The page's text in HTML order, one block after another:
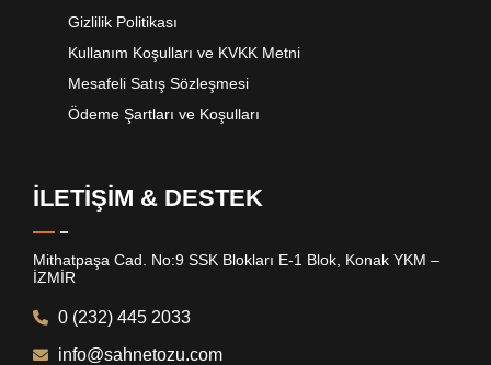
Gizlilik Politikası
Kullanım Koşulları ve KVKK Metni
Mesafeli Satış Sözleşmesi
Ödeme Şartları ve Koşulları
İLETİŞİM & DESTEK
Mithatpaşa Cad. No:9 SSK Blokları E-1 Blok, Konak YKM –
İZMİR
0 (232) 445 2033
info@sahnetozu.com